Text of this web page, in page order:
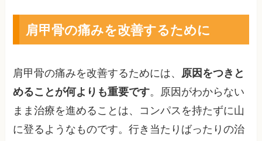
肩甲骨の痛みを改善するために
肩甲骨の痛みを改善するためには、 原因をつきと
めることが何よりも重要です。原因がわからない
まま治療を進めることは、コンパスを持たずに山
に登るようなものです。行き当たりばったりの治